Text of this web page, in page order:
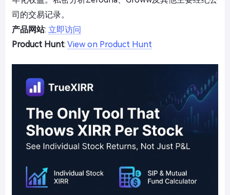
司的交易记录。
产品网站: 立即访问
Product Hunt: View on Product Hunt